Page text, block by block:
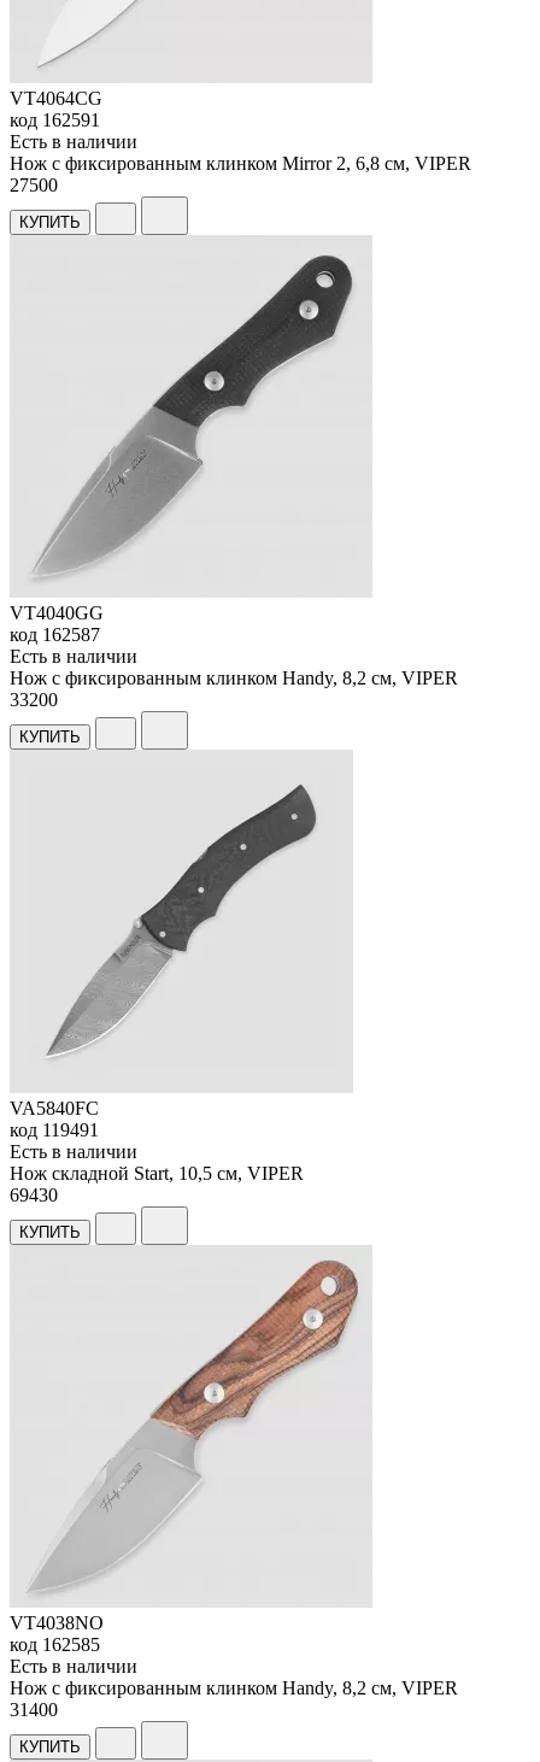
VT4064CG
код 162591
Есть в наличии
Нож с фиксированным клинком Mirror 2, 6,8 см, VIPER
27500
КУПИТЬ
VT4040GG
код 162587
Есть в наличии
Нож с фиксированным клинком Handy, 8,2 см, VIPER
33200
КУПИТЬ
VA5840FC
код 119491
Есть в наличии
Нож складной Start, 10,5 см, VIPER
69430
КУПИТЬ
VT4038NO
код 162585
Есть в наличии
Нож с фиксированным клинком Handy, 8,2 см, VIPER
31400
КУПИТЬ